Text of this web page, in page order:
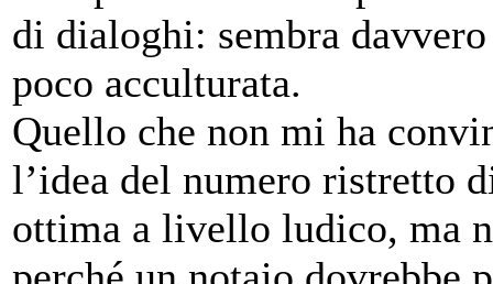
di dialoghi: sembra
poco acculturata.
Quello che non mi ha
l’idea del numero ristretto
ottima a livello ludico, ma